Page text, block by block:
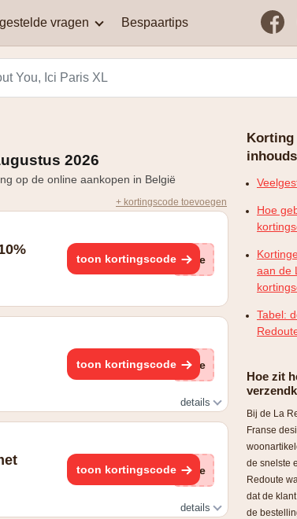
Aqualibi
Plopsaland
Vanden Borre WONDR
vragen
Waarom werkt mijn
kortingscode niet?
kortingscode?
kortingen en aanbiedingen
FAQ –
Bespaartips
2026
op de online aankopen in België
+ kortingscode toevoegen
toon kortingscode (ge
toon kortingscode (ge
details
toon kortingscode (ge
details
Korting
Hoe
aan de
Tabel:
Hoe zit
Bij de La
Franse
de snelste
Redoute
dat de
de